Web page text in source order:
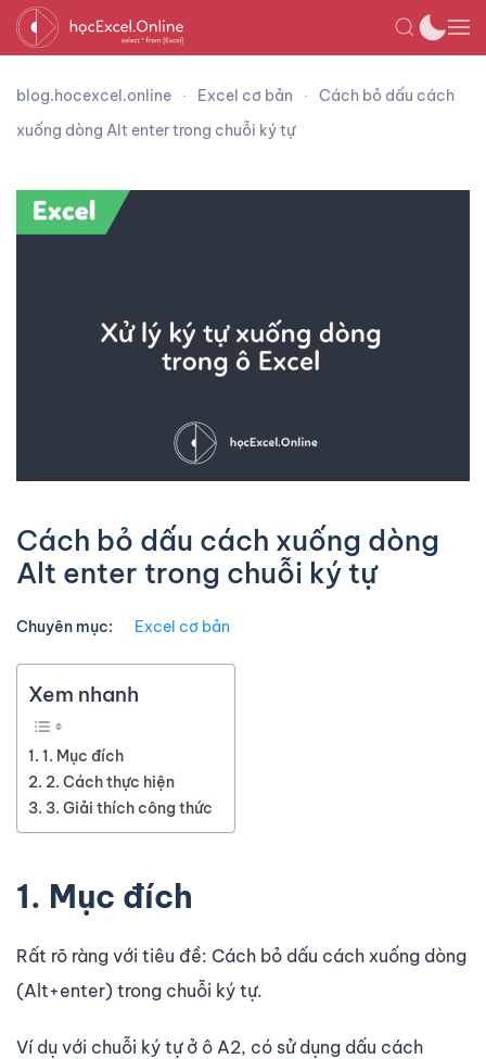
blog.hocexcel.online Excel cơ bản
Cách bỏ dấu cách
xuống dòng Alt enter trong chuỗi ký tự
Cách bỏ dấu cách xuống dòng
Alt enter trong chuỗi ký tự
Chuyên mục: Excel cơ bản
Xem nhanh
1. Mục đích
2. Cách thực hiện
3. Giải thích công thức
1. Mục đích
Rất rõ ràng với tiêu đề: Cách bỏ dấu cách xuống dòng
(Alt+enter) trong chuỗi ký tự.
Ví dụ với chuỗi ký tự ở ô A2, có sử dụng dấu cách